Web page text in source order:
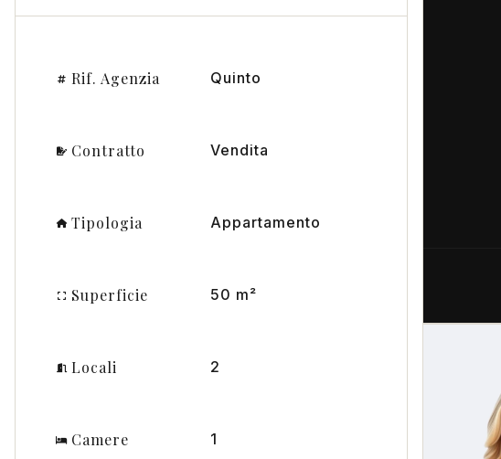
Rif. Agenzia Quinto
Contratto Vendita
Tipologia Appartamento
Superficie 50 m²
Locali 2
Camere 1